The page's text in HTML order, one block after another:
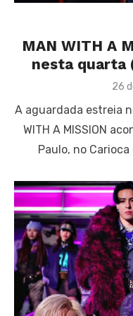
MAN WITH A
nesta quarta
26
A aguardada estreia
WITH A MISSION
Paulo, no